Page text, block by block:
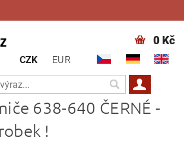
CZK EUR
0 Kč
638-640 ČERNÉ -
!